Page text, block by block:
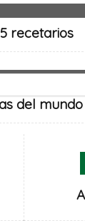
recetarios
del mundo